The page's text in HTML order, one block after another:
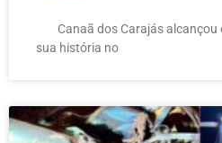
Canaã dos Carajás alcançou
sua história no